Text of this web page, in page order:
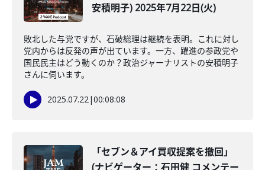
安積明子) 2025年7月22日(火)
敗北した与党ですが、石破総理は継続を表明。これに対し
党内からは反発の声が出ています。一方、躍進の参政党や
国民民主はどう動くのか？政治ジャーナリストの安積明子
さんに伺います。
2025.07.22|00:08:08
「セブン＆アイ買収提案を撤回」
(ナビゲーター：石田健 コメンテー